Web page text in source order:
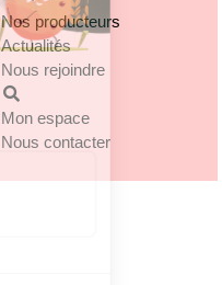
Notre groupe
Nos engagements
Notre implantation
Nos producteurs
Actualités
Nous rejoindre
Mon espace
Nous contacter